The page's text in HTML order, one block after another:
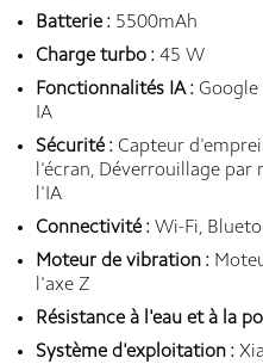
Batterie : 5500mAh
Charge turbo : 45 W
Fonctionnalités IA :
IA
Sécurité : Capteur
l'écran, Déverrouillage par
l'IA
Connectivité : Wi-Fi,
Moteur de vibration :
l'axe Z
Résistance à l'eau et à la
Système d'exploitation :